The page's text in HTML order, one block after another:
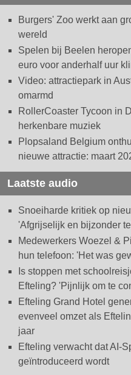
Burgers' Zoo werkt aan
wereld
Spelen bij Beelen
euro voor anderhalf uur
Video: attractiepark in
omarmd
RollerCoaster Tycoon in
herkenbare muziek
Plopsaland Belgium
nieuwe attractie: maart
Laatste audio
Snoeiharde kritiek op
'Afgrijselijk en bijzonder
Medewerkers Woezel &
hun telefoon: 'Het was
Is stoppen met
Efteling? 'Pijnlijk om te
Efteling Grand Hotel
evenveel omzet als
jaar
Efteling verwacht dat AI-
geïntroduceerd wordt